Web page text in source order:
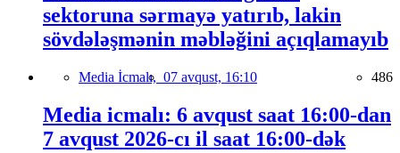
sektoruna sərmayə yatırıb, lakin
sövdələşmənin məbləğini açıqlamayıb
Media İcmalı, 07 avqust, 16:10 486
Media icmalı: 6 avqust saat 16:00-dan
7 avqust 2026-cı il saat 16:00-dək